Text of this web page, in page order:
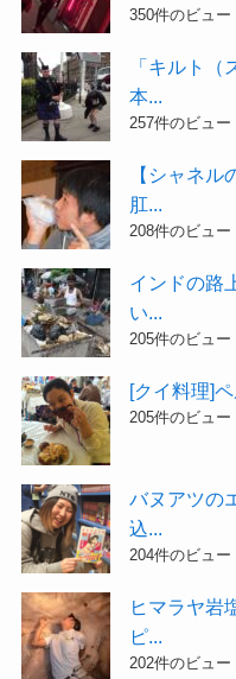
350件のビュー
「キルト
本...
257件のビュー
【シャネ
肛...
208件のビュー
インドの路
い...
205件のビュー
[クイ料理]
205件のビュー
バヌアツの
込...
204件のビュー
ヒマラヤ岩
ピ...
202件のビュー